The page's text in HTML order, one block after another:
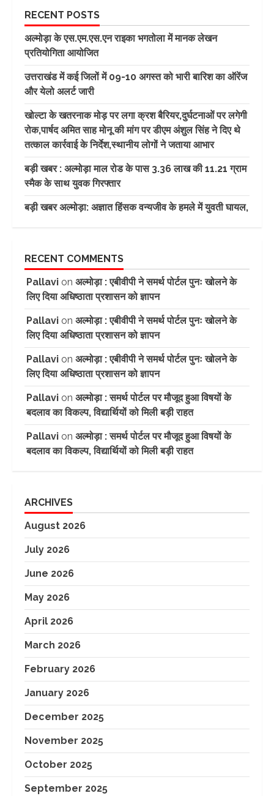
RECENT POSTS
अल्मोड़ा के एस.एम.एस.एन राइका भगतोला में मानक लेखन
प्रतियोगिता आयोजित
उत्तराखंड में कई जिलों में 09-10 अगस्त को भारी बारिश का ऑरेंज
और येलो अलर्ट जारी
खोल्टा के खतरनाक मोड़ पर लगा क्रश बैरियर,दुर्घटनाओं पर लगेगी
रोक,पार्षद अमित साह मोनू की मांग पर डीएम अंशुल सिंह ने दिए थे
तत्काल कार्रवाई के निर्देश,स्थानीय लोगों ने जताया आभार
बड़ी खबर : अल्मोड़ा माल रोड के पास 3.36 लाख की 11.21 ग्राम
स्मैक के साथ युवक गिरफ्तार
बड़ी खबर अल्मोड़ा: अज्ञात हिंसक वन्यजीव के हमले में युवती घायल,
RECENT COMMENTS
Pallavi on अल्मोड़ा : एबीवीपी ने समर्थ पोर्टल पुनः खोलने के
लिए दिया अधिष्ठाता प्रशासन को ज्ञापन
Pallavi on अल्मोड़ा : एबीवीपी ने समर्थ पोर्टल पुनः खोलने के
लिए दिया अधिष्ठाता प्रशासन को ज्ञापन
Pallavi on अल्मोड़ा : एबीवीपी ने समर्थ पोर्टल पुनः खोलने के
लिए दिया अधिष्ठाता प्रशासन को ज्ञापन
Pallavi on अल्मोड़ा : समर्थ पोर्टल पर मौजूद हुआ विषयों के
बदलाव का विकल्प, विद्यार्थियों को मिली बड़ी राहत
Pallavi on अल्मोड़ा : समर्थ पोर्टल पर मौजूद हुआ विषयों के
बदलाव का विकल्प, विद्यार्थियों को मिली बड़ी राहत
ARCHIVES
August 2026
July 2026
June 2026
May 2026
April 2026
March 2026
February 2026
January 2026
December 2025
November 2025
October 2025
September 2025